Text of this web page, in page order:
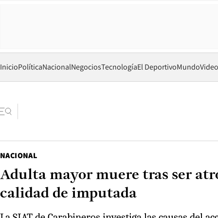
InicioPolíticaNacionalNegociosTecnologíaEl DeportivoMundo
NACIONAL
Adulta mayor muere tras ser
calidad de imputada